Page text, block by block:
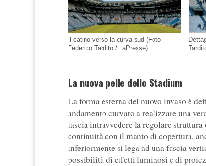
Il catino verso la curva sud (Foto
Federico Tardito / LaPresse).
La nuova pelle dello Stadium
La forma esterna del nuovo invaso è
andamento curvato a realizzare una
lascia intravvedere la regolare
continuità con il manto di copertura,
inferiormente si lega ad una fascia
possibilità di effetti luminosi e di